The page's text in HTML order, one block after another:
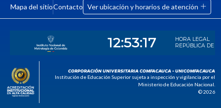
Mapa del sitioContacto Ver ubicación y horarios de atención
CORPORACIÓN UNIVERSITARIA COMFACAUCA - UNICOMFACAUCA
Institución de Educación Superior sujeta a inspección y vigilancia por el
Ministerio de Educación Nacional.
© 2026